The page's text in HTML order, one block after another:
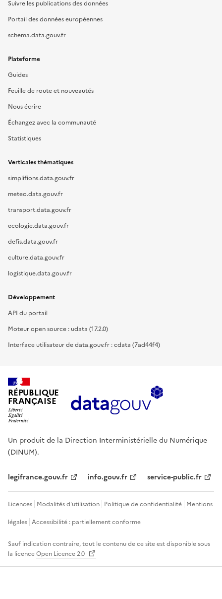
Suivre les publications des données
Portail des données européennes
schema.data.gouv.fr
Plateforme
Guides
Feuille de route et nouveautés
Nous écrire
Échangez avec la communauté
Statistiques
Verticales thématiques
simplifions.data.gouv.fr
meteo.data.gouv.fr
transport.data.gouv.fr
ecologie.data.gouv.fr
defis.data.gouv.fr
culture.data.gouv.fr
logistique.data.gouv.fr
Développement
API du portail
Moteur open source : udata (17.2.0)
Interface utilisateur de data.gouv.fr : cdata (7ad44f4)
RÉPUBLIQUE
FRANÇAISE
Un produit de la Direction Interministérielle du Numérique
(DINUM).
legifrance.gouv.fr info.gouv.fr service-public.fr
Licences Modalités d'utilisation Politique de confidentialité Mentions
légales Accessibilité : partiellement conforme
Sauf indication contraire, tout le contenu de ce site est disponible sous
la licenceOpen Licence 2.0